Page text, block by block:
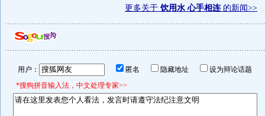
更多关于 饮用水 心手相连 的新闻>>
用户： 匿名 隐藏地址
设为辩论话题
*搜狗拼音输入法，中文处理专家>>